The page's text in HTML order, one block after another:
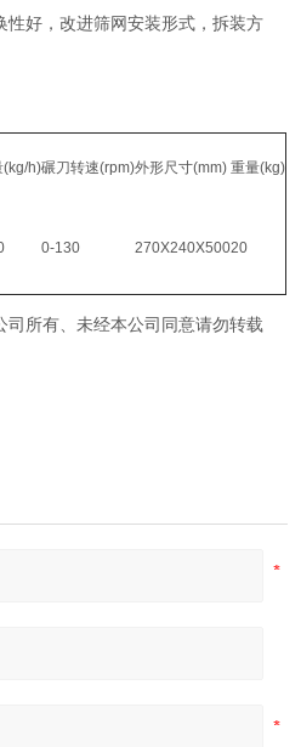
性好，改进筛网安装形式，拆装方
(kg/h)碾刀转速(rpm)外形尺寸(mm) 重量(kg)
0-130 270X240X50020
所有、未经本公司同意请勿转载